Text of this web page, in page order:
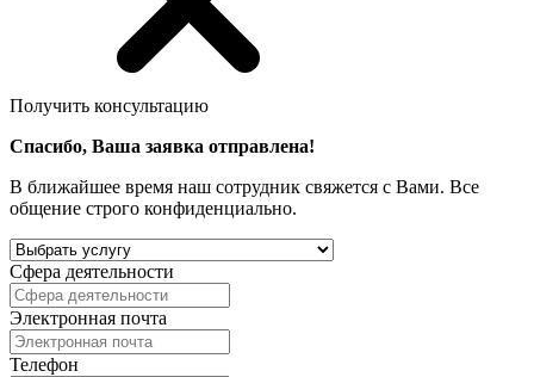
Получить консультацию
Спасибо, Ваша заявка отправлена!
В ближайшее время наш сотрудник свяжется с Вами. Все
общение строго конфиденциально.
Сфера деятельности
Электронная почта
Телефон